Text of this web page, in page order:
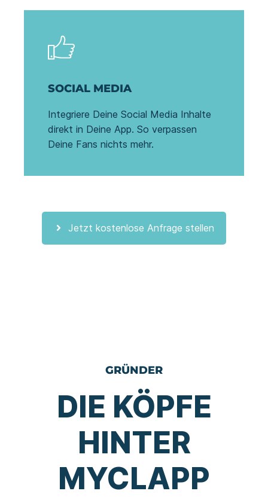
SOCIAL MEDIA
Integriere Deine Social Media Inhalte
direkt in Deine App. So verpassen
Deine Fans nichts mehr.
Jetzt kostenlose Anfrage stellen
GRÜNDER
DIE KÖPFE
HINTER
MYCLAPP